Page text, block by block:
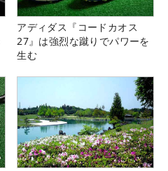
アディダス『コードカオス
27』は強烈な蹴りでパワーを
生む